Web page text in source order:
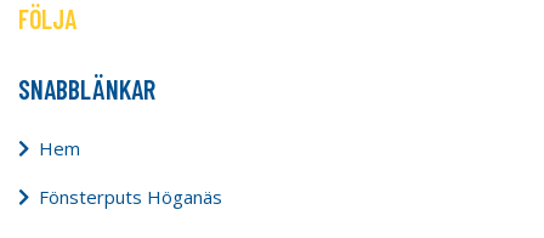
FÖLJA
SNABBLÄNKAR
Hem
Fönsterputs Höganäs